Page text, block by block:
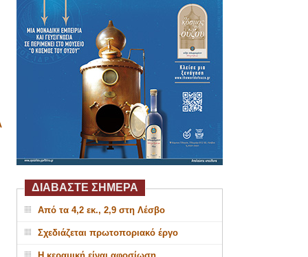
ΔΙΑΒΑΣΤΕ ΣΗΜΕΡΑ
Από τα 4,2 εκ., 2,9 στη Λέσβο
Σχεδιάζεται πρωτοποριακό έργο